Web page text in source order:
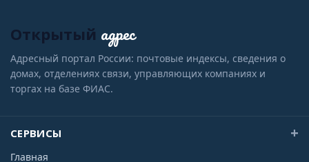
Открытый адрес
Адресный портал России: почтовые индексы, сведения о
домах, отделениях связи, управляющих компаниях и
торгах на базе ФИАС.
СЕРВИСЫ
Главная